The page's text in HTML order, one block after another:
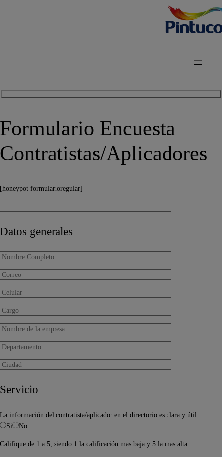
Formulario Encuesta
Contratistas/Aplicadores
[honeypot formularioregular]
Datos generales
Servicio
La información del contratista/aplicador en el directorio es clara y útil
Si
No
Califique de 1 a 5, siendo 1 la calificación mas baja y 5 la mas alta: